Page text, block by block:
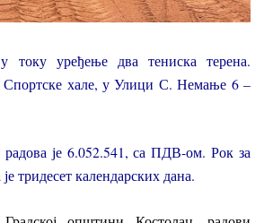
току уређење два тениска терена.
Спортске хале, у Улици С. Немање 6 –
радова је 6.052.541, са ПДВ-ом. Рок за
тридесет календарских дана.